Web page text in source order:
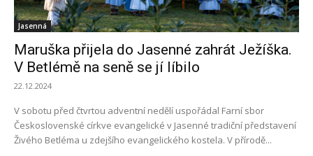
Jasenná
Maruška přijela do Jasenné zahrát Ježíška.
V Betlémě na seně se jí líbilo
22.12.2024
V sobotu před čtvrtou adventní nedělí uspořádal Farní sbor
Československé církve evangelické v Jasenné tradiční představení
Živého Betléma u zdejšího evangelického kostela. V přírodě...